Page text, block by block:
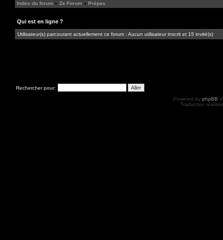
Index du forum » Ze Forum » Prépas
Qui est en ligne ?
Utilisateur(s) parcourant actuellement ce forum : Aucun utilisateur inscrit et 15 invité(s)
Rechercher pour:
Powered by phpBB
Traduction